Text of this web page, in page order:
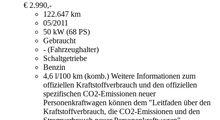
€ 2.990,-
122.647 km
05/2011
50 kW (68 PS)
Gebraucht
- (Fahrzeughalter)
Schaltgetriebe
Benzin
4,6 l/100 km (komb.) Weitere Informationen zum
offiziellen Kraftstoffverbrauch und den offiziellen
spezifischen CO2-Emissionen neuer
Personenkraftwagen können dem "Leitfaden über den
Kraftstoffverbrauch, die CO2-Emissionen und den